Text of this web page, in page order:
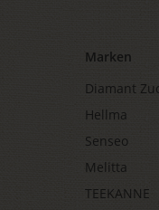
Marken
Diamant
Hellma
Senseo
Melitta
TEEKANNE